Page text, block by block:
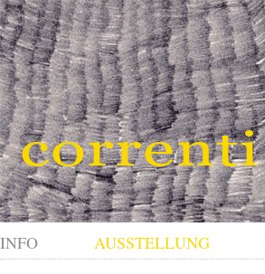
INFO AUSSTELLUNG